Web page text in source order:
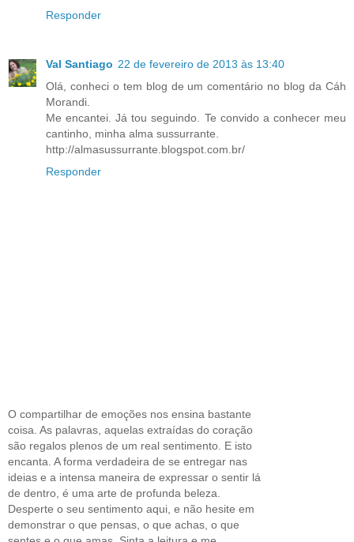
Responder
Val Santiago 22 de fevereiro de 2013 às 13:40
Olá, conheci o tem blog de um comentário no blog da Cáh
Morandi.
Me encantei. Já tou seguindo. Te convido a conhecer meu
cantinho, minha alma sussurrante.
http://almasussurrante.blogspot.com.br/
Responder
O compartilhar de emoções nos ensina bastante
coisa. As palavras, aquelas extraídas do coração
são regalos plenos de um real sentimento. E isto
encanta. A forma verdadeira de se entregar nas
ideias e a intensa maneira de expressar o sentir lá
de dentro, é uma arte de profunda beleza.
Desperte o seu sentimento aqui, e não hesite em
demonstrar o que pensas, o que achas, o que